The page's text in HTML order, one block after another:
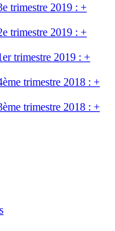
trimestre 2019 : +
trimestre 2019 : +
trimestre 2019 : +
trimestre 2018 : +
trimestre 2018 : +